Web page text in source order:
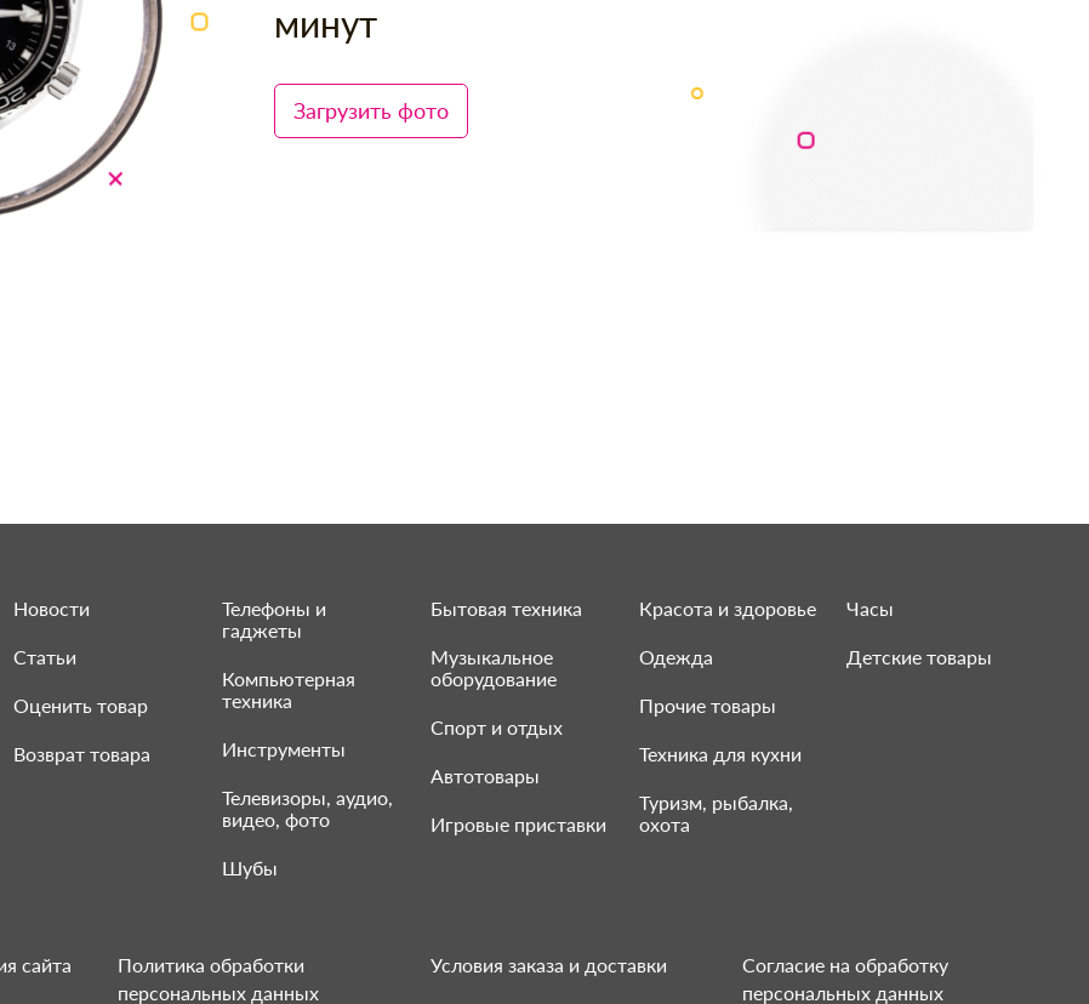
минут
Загрузить фото
Новости
Статьи
Оценить товар
Возврат товара
Телефоны и
гаджеты
Компьютерная
техника
Инструменты
Телевизоры, аудио,
видео, фото
Шубы
Бытовая техника
Музыкальное
оборудование
Спорт и отдых
Автотовары
Игровые приставки
Красота и здоровье
Одежда
Прочие товары
Техника для кухни
Туризм, рыбалка,
охота
Часы
Детские товары
сайта
Политика обработки
персональных данных
Условия заказа и доставки
Согласие на обработку
персональных данных